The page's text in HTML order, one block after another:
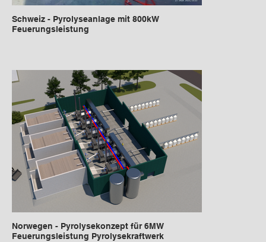
Schweiz - Pyrolyseanlage mit 800kW
Feuerungsleistung
Norwegen - Pyrolysekonzept für 6MW
Feuerungsleistung Pyrolysekraftwerk